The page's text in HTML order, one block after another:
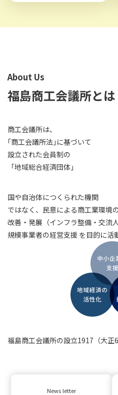
About Us
福島商工会議所とは
商工会議所は、
｢商工会議所法｣に基づいて
設立された会員制の
「地域総合経済団体」
国や自治体につくられた機関
ではなく、民意による商工業環境の
改善・発展（インフラ整備・交流
規模事業者の経営支援 を目的に活
福島商工会議所の設立1917（大正
News letter